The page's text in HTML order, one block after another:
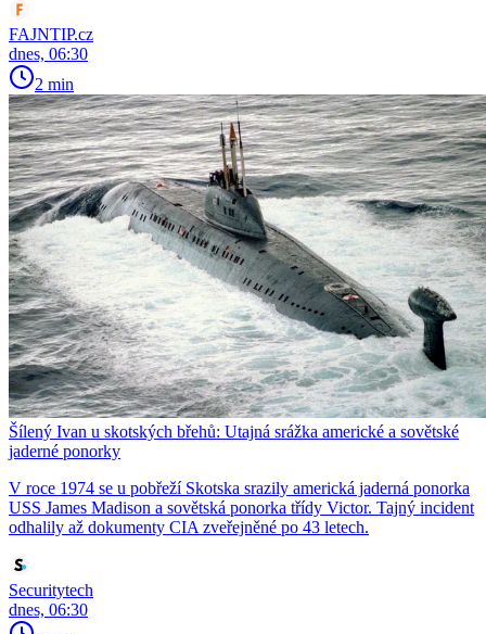
FAJNTIP.cz
dnes, 06:30
2 min
Šílený Ivan u skotských břehů: Utajná srážka americké a sovětské
jaderné ponorky
V roce 1974 se u pobřeží Skotska srazily americká jaderná ponorka
USS James Madison a sovětská ponorka třídy Victor. Tajný incident
odhalily až dokumenty CIA zveřejněné po 43 letech.
Securitytech
dnes, 06:30